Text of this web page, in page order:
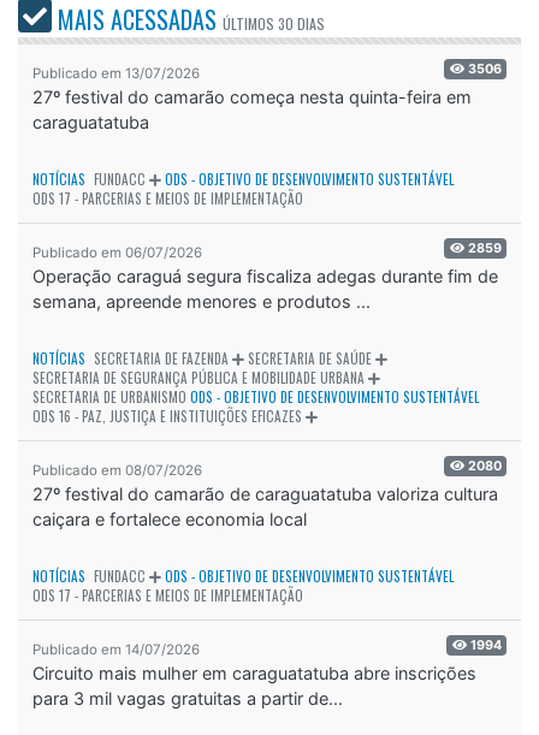
MAIS ACESSADAS ÚLTIMOS 30 DIAS
Publicado em 13/07/2026 3506
27º festival do camarão começa nesta quinta-feira em
caraguatatuba
NOTÍCIAS FUNDACC
ODS - OBJETIVO DE DESENVOLVIMENTO SUSTENTÁVEL
ODS 17 - PARCERIAS E MEIOS DE IMPLEMENTAÇÃO
Publicado em 06/07/2026 2859
Operação caraguá segura fiscaliza adegas durante fim de
semana, apreende menores e produtos ...
NOTÍCIAS SECRETARIA DE FAZENDA
SECRETARIA DE SAÚDE
SECRETARIA DE SEGURANÇA PÚBLICA E MOBILIDADE URBANA
SECRETARIA DE URBANISMO ODS - OBJETIVO DE DESENVOLVIMENTO SUSTENTÁVEL
ODS 16 - PAZ, JUSTIÇA E INSTITUIÇÕES EFICAZES
Publicado em 08/07/2026 2080
27º festival do camarão de caraguatatuba valoriza cultura
caiçara e fortalece economia local
NOTÍCIAS FUNDACC
ODS - OBJETIVO DE DESENVOLVIMENTO SUSTENTÁVEL
ODS 17 - PARCERIAS E MEIOS DE IMPLEMENTAÇÃO
Publicado em 14/07/2026 1994
Circuito mais mulher em caraguatatuba abre inscrições
para 3 mil vagas gratuitas a partir de...